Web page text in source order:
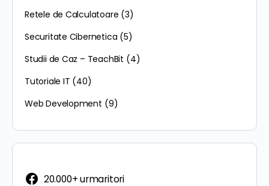
Retele de Calculatoare (3)
Securitate Cibernetica (5)
Studii de Caz – TeachBit (4)
Tutoriale IT (40)
Web Development (9)
20.000+ urmaritori